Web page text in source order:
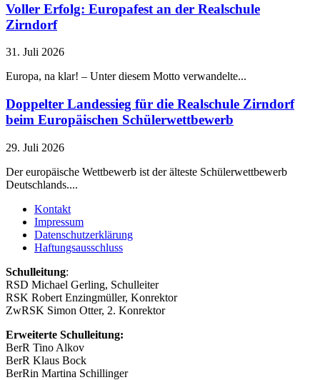
Voller Erfolg: Europafest an der Realschule
Zirndorf
31. Juli 2026
Europa, na klar! – Unter diesem Motto verwandelte...
Doppelter Landessieg für die Realschule Zirndorf
beim Europäischen Schülerwettbewerb
29. Juli 2026
Der europäische Wettbewerb ist der älteste Schülerwettbewerb
Deutschlands....
Kontakt
Impressum
Datenschutzerklärung
Haftungsausschluss
Schulleitung:
RSD Michael Gerling, Schulleiter
RSK Robert Enzingmüller, Konrektor
ZwRSK Simon Otter, 2. Konrektor
Erweiterte Schulleitung:
BerR Tino Alkov
BerR Klaus Bock
BerRin Martina Schillinger